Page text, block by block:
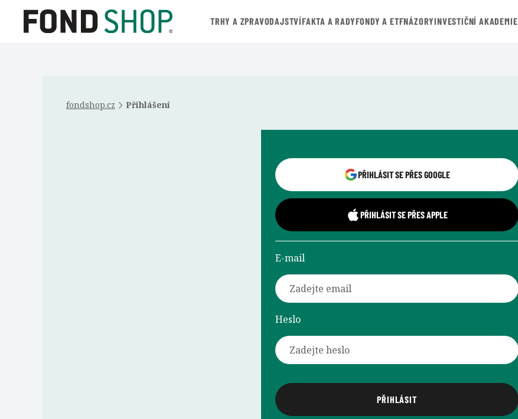
TRHY A ZPRAVODAJSTVÍFAKTA A RADYFONDY A ETFNÁZORYINVESTIČNÍ AKADEMIE
fondshop.cz Přihlášení
PŘIHLÁSIT SE PŘES GOOGLE
PŘIHLÁSIT SE PŘES APPLE
E-mail
Heslo